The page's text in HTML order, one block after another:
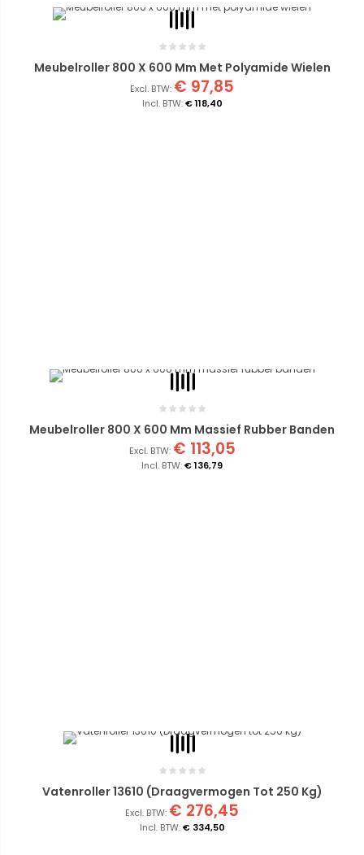
Meubelroller 800 X 600 Mm Met Polyamide Wielen
€ 118,40
€ 97,85
Meubelroller 800 X 600 Mm Massief Rubber Banden
€ 136,79
€ 113,05
Vatenroller 13610 (Draagvermogen Tot 250 Kg)
€ 334,50
€ 276,45